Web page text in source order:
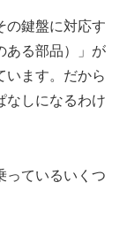
の鍵盤に対応す
ある部品）」が
ます。 だから
なしになるわけ
っているいくつ